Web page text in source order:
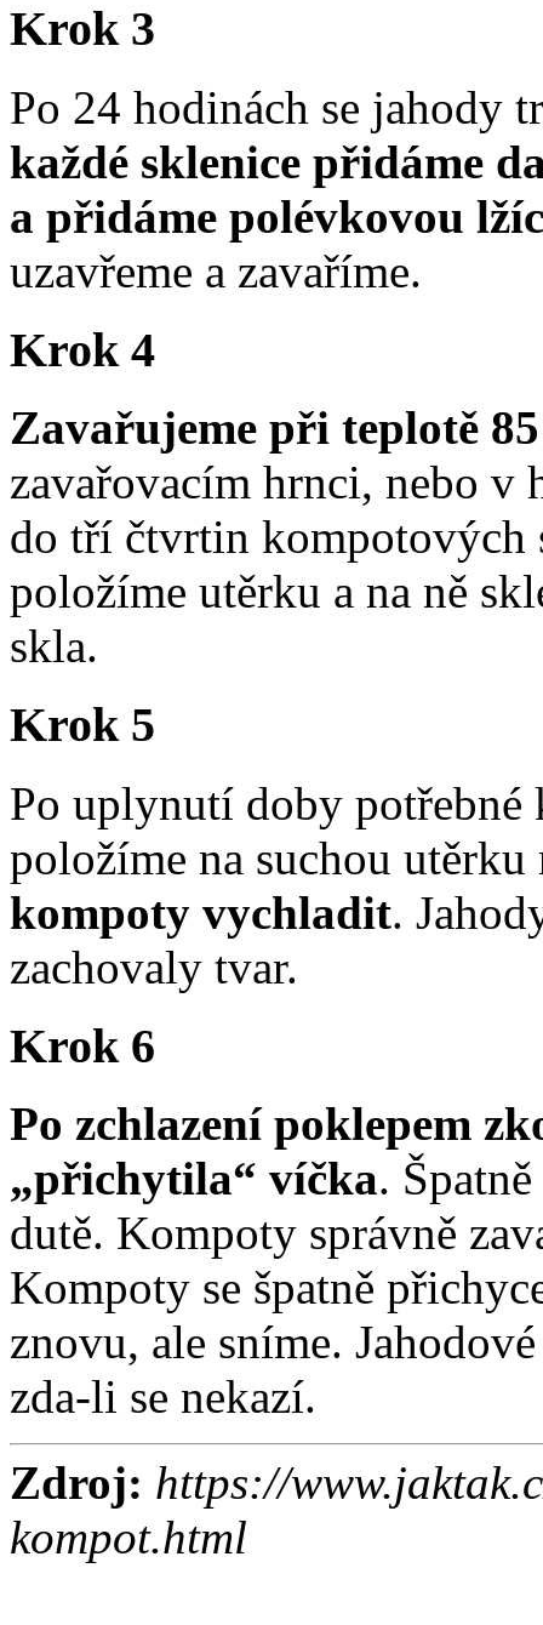
Krok 3
Po 24 hodinách se jahody
každé sklenice přidáme
a přidáme polévkovou
uzavřeme a zavaříme.
Krok 4
Zavařujeme při teplotě
zavařovacím hrnci, nebo v
do tří čtvrtin kompotových
položíme utěrku a na ně
skla.
Krok 5
Po uplynutí doby potřebné
položíme na suchou
kompoty vychladit.
zachovaly tvar.
Krok 6
Po zchlazení poklepem
„přichytila“ víčka.
dutě. Kompoty správně
Kompoty se špatně
znovu, ale sníme.
zda-li se nekazí.
Zdroj: https://
kompot.html